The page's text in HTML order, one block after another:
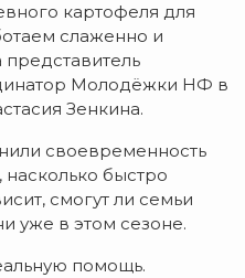
картофеля для
слаженно и
представитель
Молодёжки НФ в
Зенкина.
своевременность
быстро
смогут ли семьи
уже в этом сезоне.
помощь.